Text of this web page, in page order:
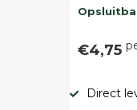
€4,75
Direct